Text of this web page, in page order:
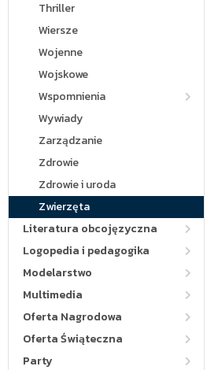
Thriller
Wiersze
Wojenne
Wojskowe
Wspomnienia
Wywiady
Zarządzanie
Zdrowie
Zdrowie i uroda
Zwierzęta
Literatura obcojęzyczna
Logopedia i pedagogika
Modelarstwo
Multimedia
Oferta Nagrodowa
Oferta Świąteczna
Party